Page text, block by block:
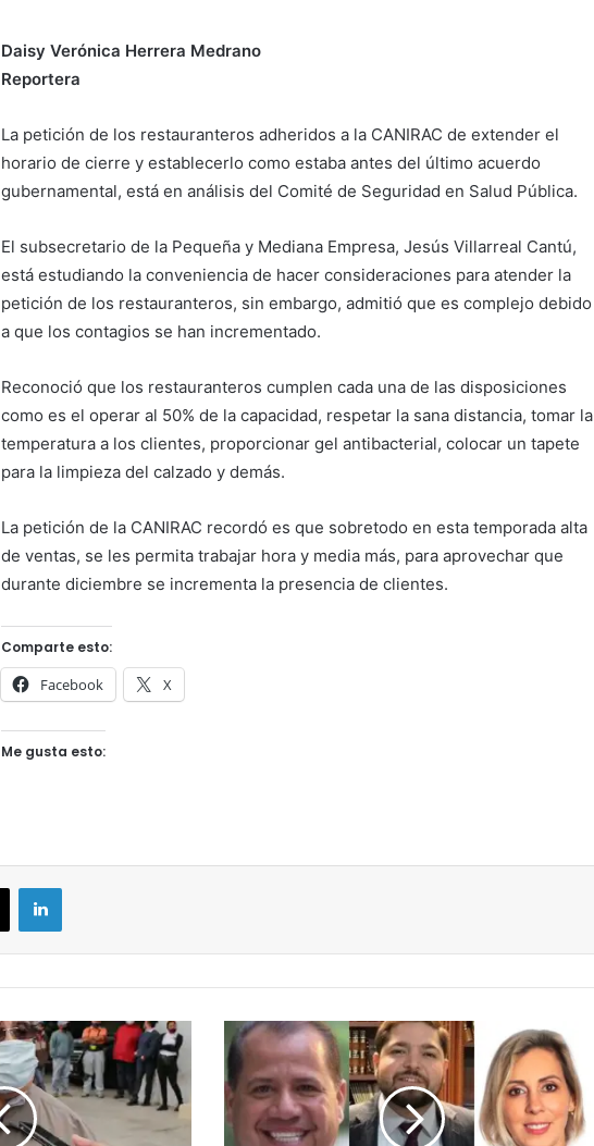
Daisy Verónica Herrera Medrano
Reportera
La petición de los restauranteros adheridos a la CANIRAC de extender el
horario de cierre y establecerlo como estaba antes del último acuerdo
gubernamental, está en análisis del Comité de Seguridad en Salud Pública.
El subsecretario de la Pequeña y Mediana Empresa, Jesús Villarreal Cantú,
está estudiando la conveniencia de hacer consideraciones para atender la
petición de los restauranteros, sin embargo, admitió que es complejo debido
a que los contagios se han incrementado.
Reconoció que los restauranteros cumplen cada una de las disposiciones
como es el operar al 50% de la capacidad, respetar la sana distancia, tomar la
temperatura a los clientes, proporcionar gel antibacterial, colocar un tapete
para la limpieza del calzado y demás.
La petición de la CANIRAC recordó es que sobretodo en esta temporada alta
de ventas, se les permita trabajar hora y media más, para aprovechar que
durante diciembre se incrementa la presencia de clientes.
Comparte esto:
Facebook X
Me gusta esto: